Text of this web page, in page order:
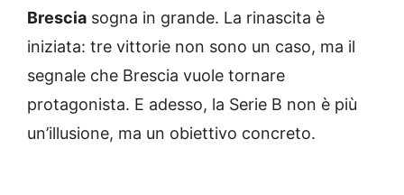
Brescia sogna in grande. La rinascita è
iniziata: tre vittorie non sono un caso, ma il
segnale che Brescia vuole tornare
protagonista. E adesso, la Serie B non è più
un’illusione, ma un obiettivo concreto.